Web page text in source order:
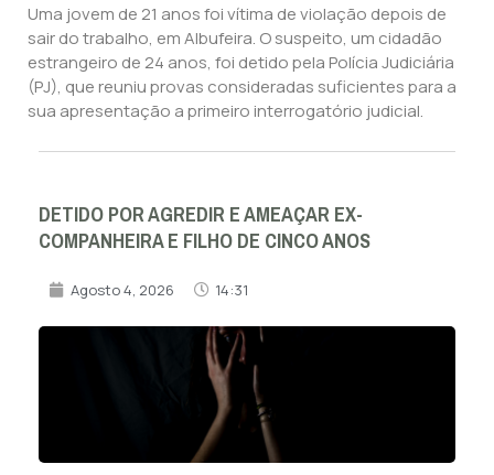
Uma jovem de 21 anos foi vítima de violação depois de
sair do trabalho, em Albufeira. O suspeito, um cidadão
estrangeiro de 24 anos, foi detido pela Polícia Judiciária
(PJ), que reuniu provas consideradas suficientes para a
sua apresentação a primeiro interrogatório judicial.
DETIDO POR AGREDIR E AMEAÇAR EX-
COMPANHEIRA E FILHO DE CINCO ANOS
Agosto 4, 2026 14:31